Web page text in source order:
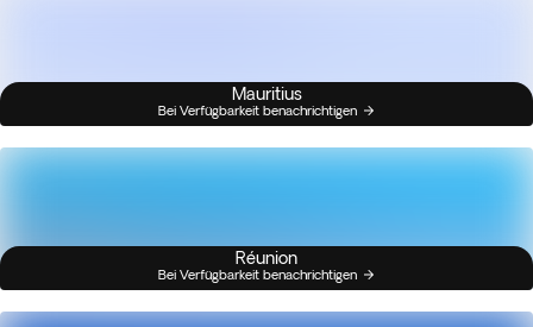
Mauritius
Bei Verfügbarkeit benachrichtigen
Réunion
Bei Verfügbarkeit benachrichtigen